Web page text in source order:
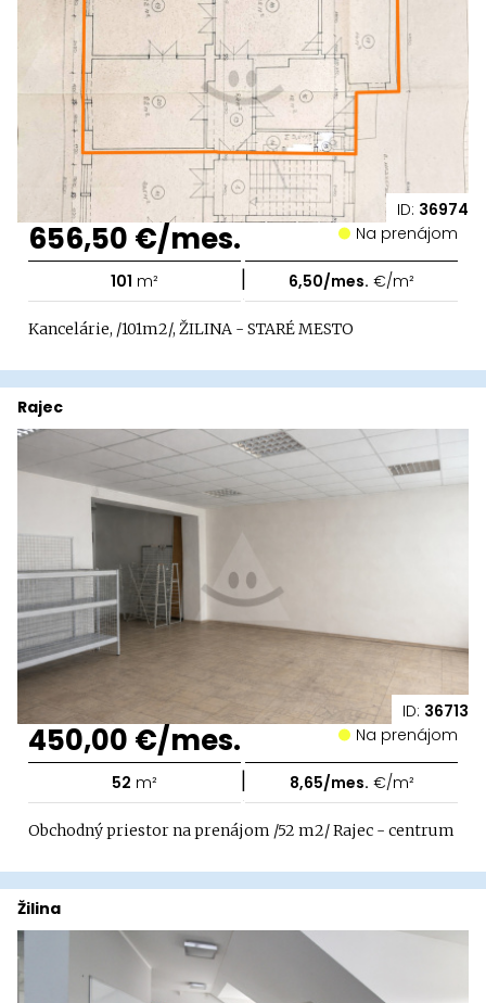
ID: 36974
656,50 €/mes. Na prenájom
101 m² | 6,50/mes. €/m²
Kancelárie, /101m2/, ŽILINA - STARÉ MESTO
ID: 36713
Rajec
450,00 €/mes. Na prenájom
52 m² | 8,65/mes. €/m²
Obchodný priestor na prenájom /52 m2/ Rajec - centrum
Žilina